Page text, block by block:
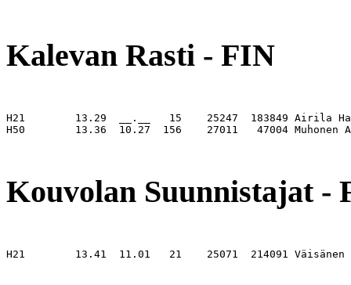
Kalevan Rasti - FIN
H21        13.29  __.__   15    25247  183849
H50        13.36  10.27  156    27011   47004
Kouvolan Suunnistajat -
H21        13.41  11.01   21    25071  214091